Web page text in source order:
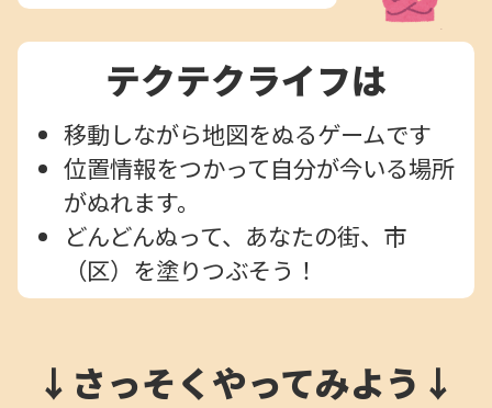
テクテクライフは
移動しながら地図をぬるゲームです
位置情報をつかって自分が今いる場所
がぬれます。
どんどんぬって、あなたの街、市
（区）を塗りつぶそう！
↓さっそくやってみよう↓